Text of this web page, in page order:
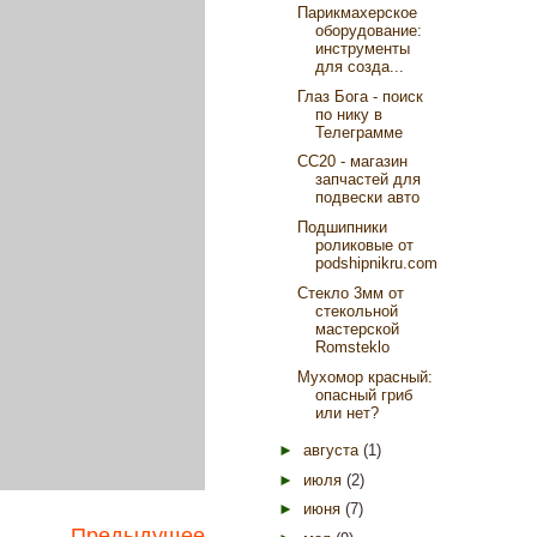
Парикмахерское
оборудование:
инструменты
для созда...
Глаз Бога - поиск
по нику в
Телеграмме
СС20 - магазин
запчастей для
подвески авто
Подшипники
роликовые от
podshipnikru.com
Стекло 3мм от
стекольной
мастерской
Romsteklo
Мухомор красный:
опасный гриб
или нет?
► августа (1)
► июля (2)
► июня (7)